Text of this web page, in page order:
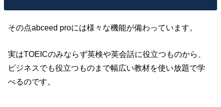
その点abceed proには様々な機能が備わっています。
実はTOEICのみならず英検や英会話に役立つものから、
ビジネスでも役立つものまで幅広い教材を使い放題で学
べるのです。